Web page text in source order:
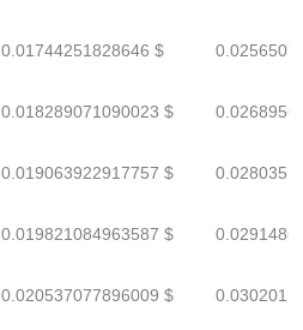
0.01744251828646 $
0.018289071090023 $
0.019063922917757 $
0.019821084963587 $
0.020537077896009 $